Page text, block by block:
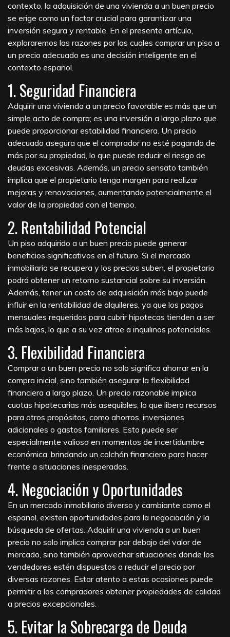
contexto, la adquisición de una vivienda a un buen precio
se erige como un factor crucial para garantizar una
inversión segura y rentable. En el presente artículo,
exploraremos las razones por las cuales comprar un piso a
un precio adecuado es una decisión inteligente en el
contexto español.
1. Seguridad Financiera
Adquirir una vivienda a un precio favorable es más que un
simple acto de compra; es una inversión a largo plazo que
puede proporcionar estabilidad financiera. Un precio
adecuado asegura que el comprador no esté pagando de
más por su propiedad, lo que puede reducir el riesgo de
deudas excesivas. Además, un precio sensato también
implica que el propietario tenga margen para realizar
mejoras y renovaciones, aumentando potencialmente el
valor de la propiedad con el tiempo.
2. Rentabilidad Potencial
Un piso adquirido a un buen precio puede generar
beneficios significativos en el futuro. Si el mercado
inmobiliario se recupera y los precios suben, el propietario
podrá obtener un retorno sustancial sobre su inversión.
Además, tener un costo de adquisición más bajo puede
influir en la rentabilidad de alquileres, ya que los pagos
mensuales requeridos para cubrir hipotecas tienden a ser
más bajos, lo que a su vez atrae a inquilinos potenciales.
3. Flexibilidad Financiera
Comprar a un buen precio no solo significa ahorrar en la
compra inicial, sino también asegurar la flexibilidad
financiera a largo plazo. Un precio razonable implica
cuotas hipotecarias más asequibles, lo que libera recursos
para otros propósitos, como ahorros, inversiones
adicionales o gastos familiares. Esto puede ser
especialmente valioso en momentos de incertidumbre
económica, brindando un colchón financiero para hacer
frente a situaciones inesperadas.
4. Negociación y Oportunidades
En un mercado inmobiliario diverso y cambiante como el
español, existen oportunidades para la negociación y la
búsqueda de ofertas. Adquirir una vivienda a un buen
precio no solo implica comprar por debajo del valor de
mercado, sino también aprovechar situaciones donde los
vendedores estén dispuestos a reducir el precio por
diversas razones. Estar atento a estas ocasiones puede
permitir a los compradores obtener propiedades de calidad
a precios excepcionales.
5. Evitar la Sobrecarga de Deuda